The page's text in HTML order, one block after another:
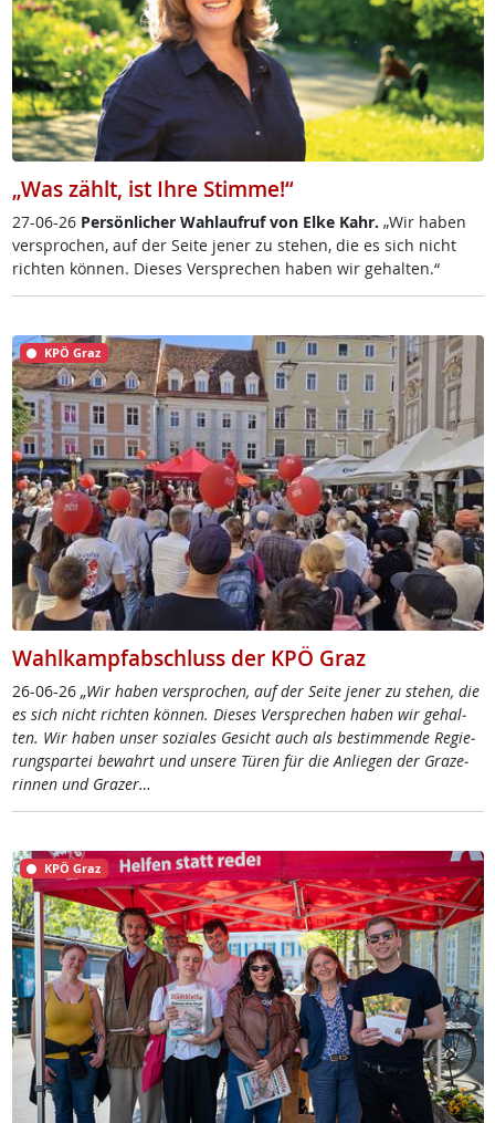
„Was zählt, ist Ihre Stimme!“
27-06-26 Per­sön­li­cher Wahl­auf­ruf von El­ke Kahr. „Wir ha­ben
ver­spro­chen, auf der Sei­te je­ner zu ste­hen, die es sich nicht
rich­ten kön­nen. Die­ses Ver­sp­re­chen ha­ben wir ge­hal­ten.“
KPÖ Graz
Wahlkampfabschluss der KPÖ Graz
26-06-26 „Wir ha­ben ver­spro­chen, auf der Sei­te je­ner zu ste­hen, die
es sich nicht rich­ten kön­nen. Die­ses Ver­sp­re­chen ha­ben wir ge­hal­
ten. Wir ha­ben un­ser so­zia­les Ge­sicht auch als be­stim­men­de Re­gie­
rung­s­par­tei be­wahrt und un­se­re Tü­ren für die An­lie­gen der Gra­ze­
rin­nen und Gra­zer…
KPÖ Graz